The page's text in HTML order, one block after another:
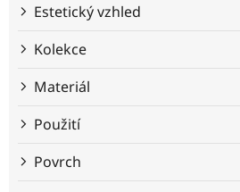
Estetický vzhled
Kolekce
Materiál
Použití
Povrch